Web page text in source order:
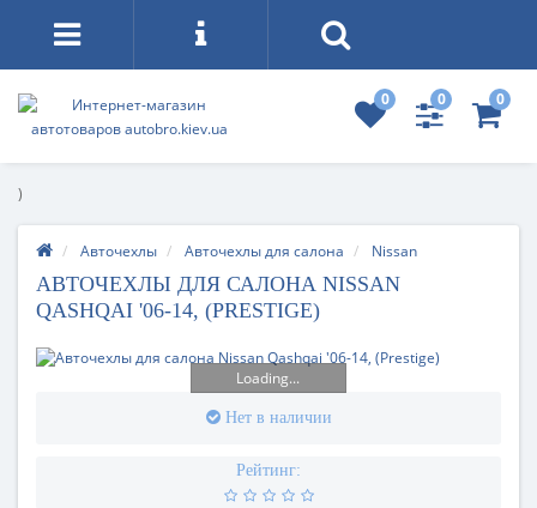
0 0 0
)
Авточехлы Авточехлы для салона Nissan
АВТОЧЕХЛЫ ДЛЯ САЛОНА NISSAN
QASHQAI '06-14, (PRESTIGE)
Loading...
Нет в наличии
Рейтинг: